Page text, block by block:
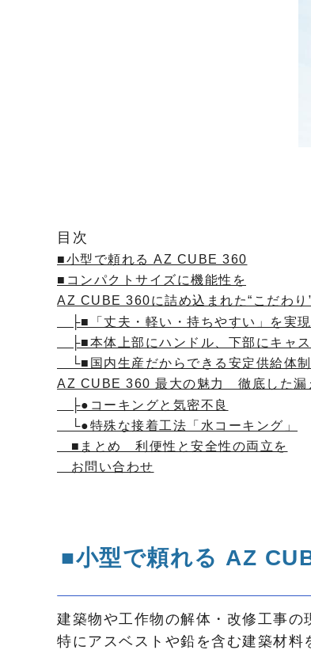
目次
■小型で頼れる AZ CUBE 360
■コンパクトサイズに機能性を
AZ CUBE 360に詰め込まれた“こだわり
├■「丈夫・軽い・持ちやすい」を実
├■本体上部にハンドル、下部にキャ
└■国内生産だからできる安定供給体制
AZ CUBE 360 最大の魅力 徹底した漏
├●コーキングと気密不良
└●特殊な接着工法「水コーキング」
■まとめ 利便性と安全性の両立を
お問い合わせ
■小型で頼れる AZ
建築物や工作物の解体・改修工事の
特にアスベストや鉛を含む建築材料